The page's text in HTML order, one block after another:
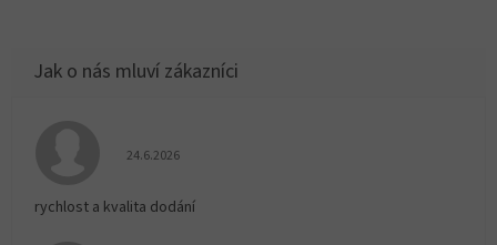
Hodnocení obchodu je 5 z 5 hvězdiček.
24.6.2026
rychlost a kvalita dodání